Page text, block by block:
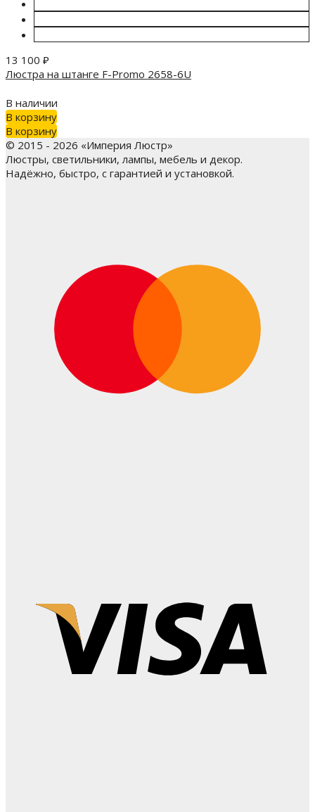
13 100 ₽
Люстра на штанге F-Promo 2658-6U
В наличии
В корзину
В корзину
© 2015 - 2026 «Империя Люстр»
Люстры, светильники, лампы, мебель и декор.
Надёжно, быстро, с гарантией и установкой.